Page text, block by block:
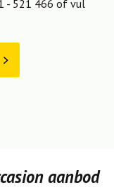
- 521 466 of vul
aanbod